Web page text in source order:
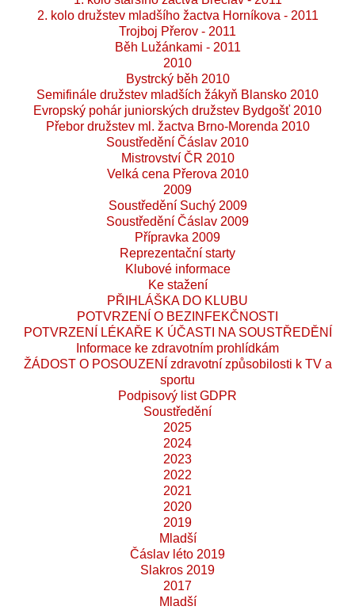
2. kolo družstev mladšího žactva Horníkova - 2011
Trojboj Přerov - 2011
Běh Lužánkami - 2011
2010
Bystrcký běh 2010
Semifinále družstev mladších žákyň Blansko 2010
Evropský pohár juniorských družstev Bydgošť 2010
Přebor družstev ml. žactva Brno-Morenda 2010
Soustředění Čáslav 2010
Mistrovství ČR 2010
Velká cena Přerova 2010
2009
Soustředění Suchý 2009
Soustředění Čáslav 2009
Přípravka 2009
Reprezentační starty
Klubové informace
Ke stažení
PŘIHLÁŠKA DO KLUBU
POTVRZENÍ O BEZINFEKČNOSTI
POTVRZENÍ LÉKAŘE K ÚČASTI NA SOUSTŘEDĚNÍ
Informace ke zdravotním prohlídkám
ŽÁDOST O POSOUZENÍ zdravotní způsobilosti k TV a
sportu
Podpisový list GDPR
Soustředění
2025
2024
2023
2022
2021
2020
2019
Mladší
Čáslav léto 2019
Slakros 2019
2017
Mladší